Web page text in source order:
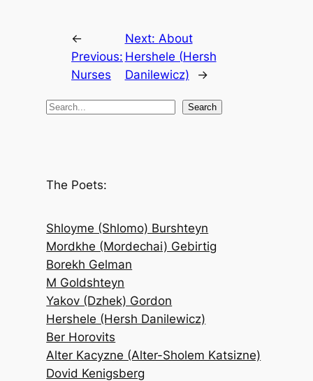
←
Previous:
Nurses
Next: About
Hershele (Hersh
Danilewicz)
→
S
c
Search
The Poets:
Shloyme (Shlomo) Burshteyn
Mordkhe (Mordechai) Gebirtig
Borekh Gelman
M Goldshteyn
Yakov (Dzhek) Gordon
Hershele (Hersh Danilewicz)
Ber Horovits
Alter Kacyzne (Alter-Sholem Katsizne)
Dovid Kenigsberg